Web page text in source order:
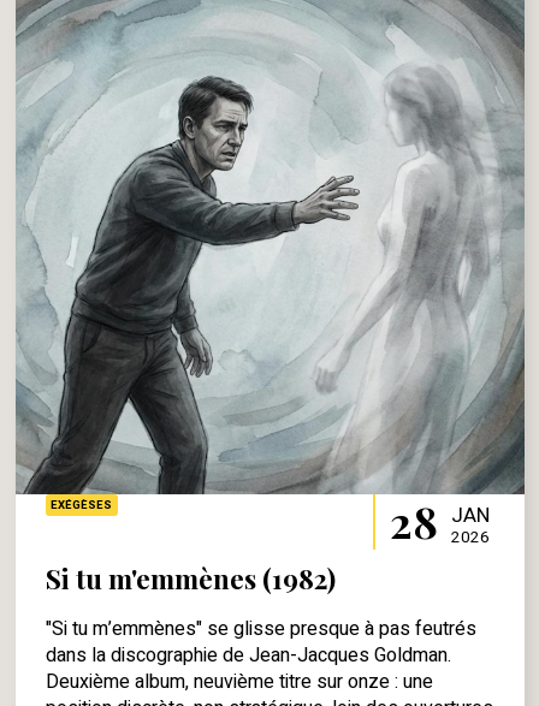
EXÉGÈSES 28 JAN
2026
Si tu m'emmènes (1982)
"Si tu m’emmènes" se glisse presque à pas feutrés
dans la discographie de Jean-Jacques Goldman.
Deuxième album, neuvième titre sur onze : une